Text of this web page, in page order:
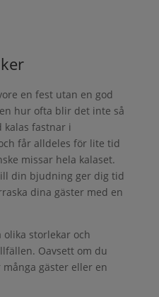
en fest utan en god
hur ofta blir det inte så
kalas fastnar i
får alldeles för lite tid
missar hela kalaset.
din bjudning ger dig tid
dina gäster med en
storlekar och
Oavsett om du
gäster eller en